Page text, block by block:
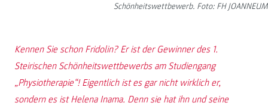
Schönheitswettbewerb. Foto: FH JOANNEUM
Kennen Sie schon Fridolin? Er ist der Gewinner des 1.
Steirischen Schönheitswettbewerbs am Studiengang
„Physiotherapie“! Eigentlich ist es gar nicht wirklich er,
sondern es ist Helena Inama. Denn sie hat ihn und seine